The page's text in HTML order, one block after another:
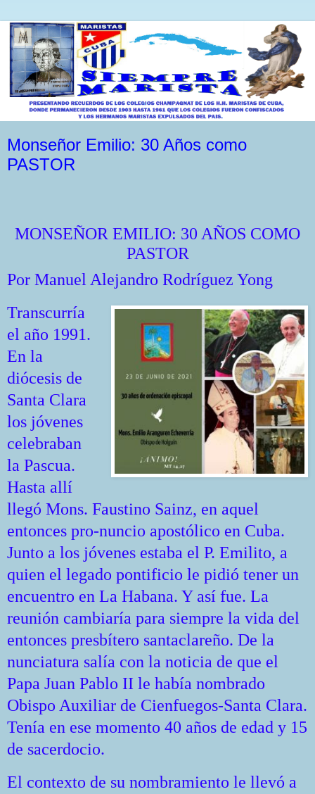
Monseñor Emilio: 30 Años como
PASTOR
MONSEÑOR EMILIO: 30 AÑOS COMO
PASTOR
Por Manuel Alejandro Rodríguez Yong
Transcurría
el año 1991.
En la
diócesis de
Santa Clara
los jóvenes
celebraban
la Pascua.
Hasta allí
llegó Mons. Faustino Sainz, en aquel
entonces pro-nuncio apostólico en Cuba.
Junto a los jóvenes estaba el P. Emilito, a
quien el legado pontificio le pidió tener un
encuentro en La Habana. Y así fue. La
reunión cambiaría para siempre la vida del
entonces presbítero santaclareño. De la
nunciatura salía con la noticia de que el
Papa Juan Pablo II le había nombrado
Obispo Auxiliar de Cienfuegos-Santa Clara.
Tenía en ese momento 40 años de edad y 15
de sacerdocio.
El contexto de su nombramiento le llevó a